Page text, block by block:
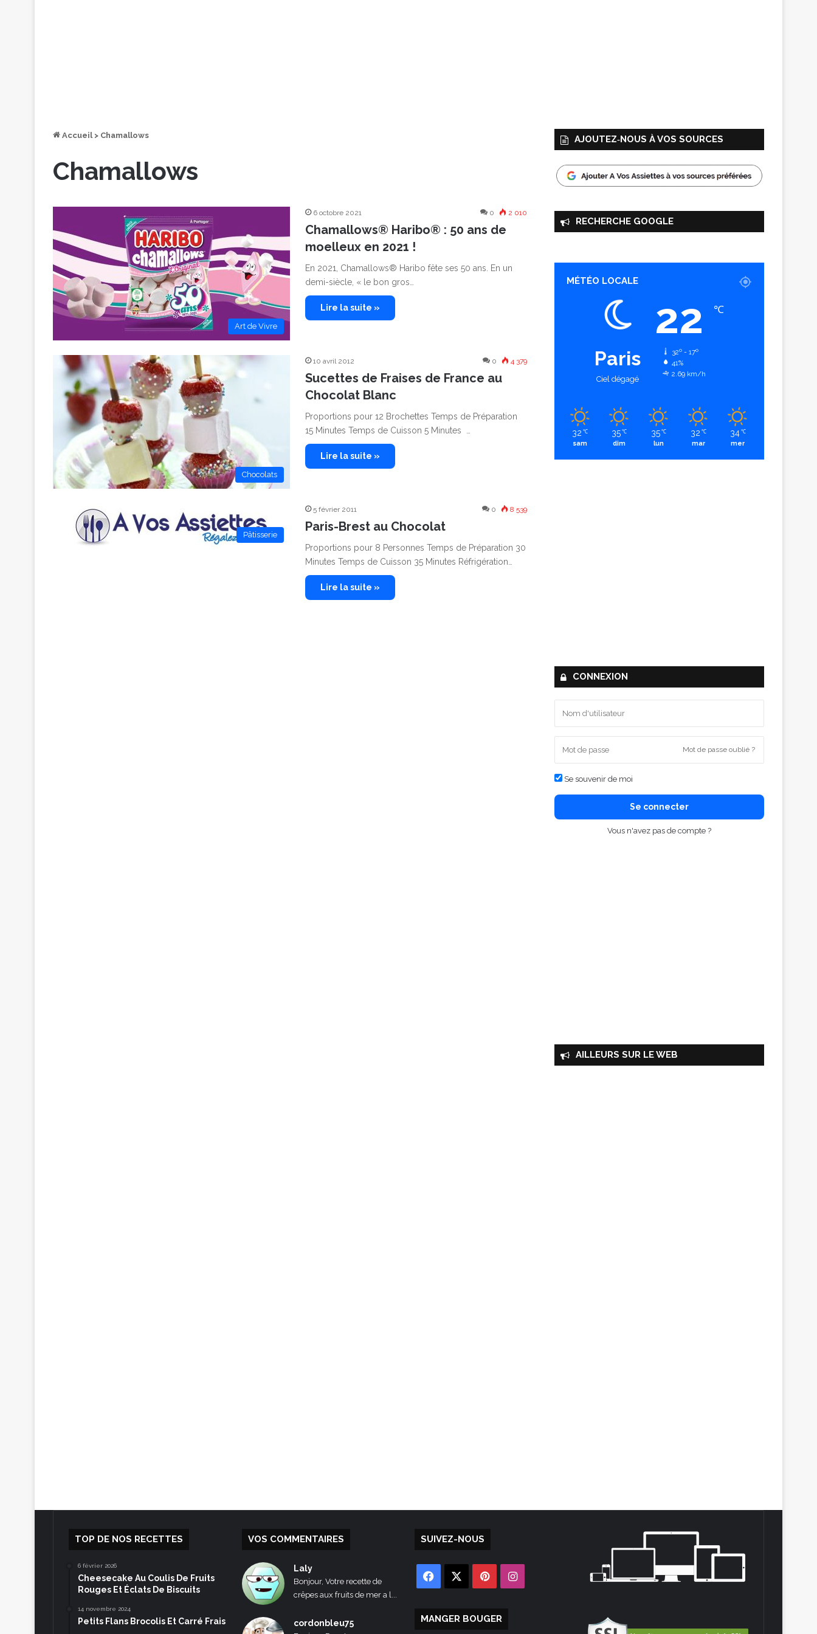
Accueil > Chamallows
Chamallows
Art de Vivre
6 octobre 2021 0 2 010
Chamallows® Haribo® : 50 ans de
moelleux en 2021 !
En 2021, Chamallows® Haribo fête ses 50 ans. En un
demi-siècle, « le bon gros…
Lire la suite »
Chocolats
10 avril 2012 0 4 379
Sucettes de Fraises de France au
Chocolat Blanc
Proportions pour 12 Brochettes Temps de Préparation
15 Minutes Temps de Cuisson 5 Minutes …
Lire la suite »
Pâtisserie
5 février 2011 0 8 539
Paris-Brest au Chocolat
Proportions pour 8 Personnes Temps de Préparation 30
Minutes Temps de Cuisson 35 Minutes Réfrigération…
Lire la suite »
AJOUTEZ‑NOUS À VOS SOURCES
RECHERCHE GOOGLE
MÉTÉO LOCALE
Paris
Ciel dégagé
22 ℃
32º - 17º
41%
2.69 km/h
32 ℃
sam
35 ℃
dim
35 ℃
lun
32 ℃
mar
34 ℃
mer
CONNEXION
Mot de passe oublié ?
Se souvenir de moi
Se connecter
Vous n'avez pas de compte ?
AILLEURS SUR LE WEB
TOP DE NOS RECETTES
6 février 2026
Cheesecake Au Coulis De Fruits
Rouges Et Éclats De Biscuits
14 novembre 2024
Petits Flans Brocolis Et Carré Frais
VOS COMMENTAIRES
Laly
Bonjour, Votre recette de
crêpes aux fruits de mer a l...
cordonbleu75
SUIVEZ-NOUS
Facebook PinterestInstagram
MANGER BOUGER